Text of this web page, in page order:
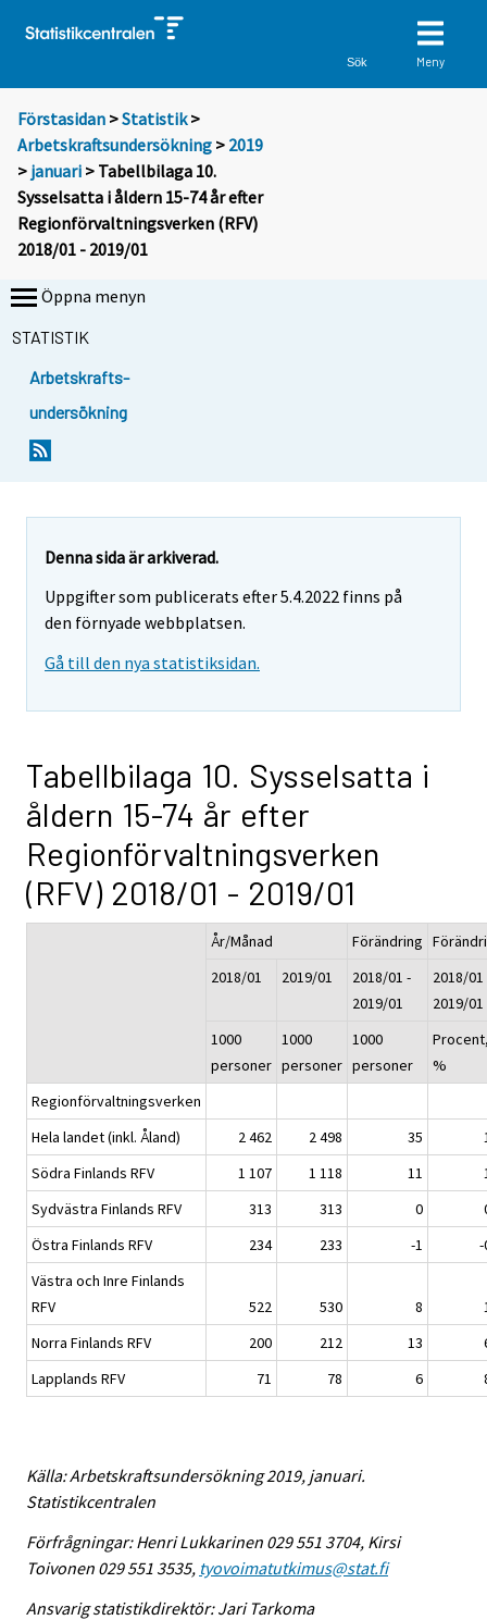
Sök Meny
Förstasidan >Statistik >
Arbetskraftsundersökning > 2019
> januari > Tabellbilaga 10.
Sysselsatta i åldern 15-74 år efter
Regionförvaltningsverken (RFV)
2018/01 - 2019/01
Öppna menyn
STATISTIK
Arbetskrafts-
undersökning
Denna sida är arkiverad.
Uppgifter som publicerats efter 5.4.2022 finns på
den förnyade webbplatsen.
Gå till den nya statistiksidan.
Tabellbilaga 10. Sysselsatta i
åldern 15-74 år efter
Regionförvaltningsverken
(RFV) 2018/01 - 2019/01
År/Månad Förändring
2018/01
2019/01
2018/01 -
2019/01
2018/01
2019/01
1000
personer
1000
personer
1000
personer
%
Regionförvaltningsverken
Hela landet (inkl. Åland)
2 462 2 498 35
Södra Finlands RFV
1 107 1 118 11
Sydvästra Finlands RFV
313 313 0
Östra Finlands RFV
234 233 -1
-
Västra och Inre Finlands
RFV
522 530 8
Norra Finlands RFV
200 212 13
Lapplands RFV
71 78 6
Källa: Arbetskraftsundersökning 2019, januari.
Statistikcentralen
Förfrågningar: Henri Lukkarinen 029 551 3704, Kirsi
Toivonen 029 551 3535, tyovoimatutkimus@stat.fi
Ansvarig statistikdirektör: Jari Tarkoma